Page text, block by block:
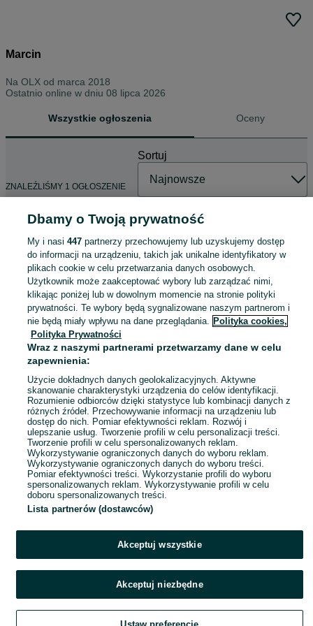
Marcin
Na OLX od marca 2018
Ostatnio online w dniu 08 lipca 2026
Wszystkie ogłoszenia Oceny
ZNALEŹLIŚMY 1 OGŁOSZENIE
Sortuj
Władysław Pasikowski, "Ja ,
Gelerth".
220 zł
Wieliczka
15 lipca 2026
Dbamy o Twoją prywatność
My i nasi 447partnerzy przechowujemy lub uzyskujemy dostęp
do informacji na urządzeniu, takich jak unikalne identyfikatory w
plikach cookie w celu przetwarzania danych osobowych.
Użytkownik może zaakceptować wybory lub zarządzać nimi,
klikając poniżej lub w dowolnym momencie na stronie polityki
prywatności. Te wybory będą sygnalizowane naszym partnerom i
nie będą miały wpływu na dane przeglądania. Polityka cookies,
Polityka Prywatności
Wraz z naszymi partnerami przetwarzamy dane w celu
zapewnienia:
Użycie dokładnych danych geolokalizacyjnych. Aktywne
skanowanie charakterystyki urządzenia do celów identyfikacji.
Rozumienie odbiorców dzięki statystyce lub kombinacji danych z
różnych źródeł. Przechowywanie informacji na urządzeniu lub
dostęp do nich. Pomiar efektywności reklam. Rozwój i
ulepszanie usług. Tworzenie profili w celu personalizacji treści.
Tworzenie profili w celu spersonalizowanych reklam.
Wykorzystywanie ograniczonych danych do wyboru reklam.
Wykorzystywanie ograniczonych danych do wyboru treści.
Pomiar efektywności treści. Wykorzystanie profili do wyboru
spersonalizowanych reklam. Wykorzystywanie profili w celu
doboru spersonalizowanych treści.
Lista partnerów (dostawców)
Akceptuj wszystkie
Akceptuj niezbędne